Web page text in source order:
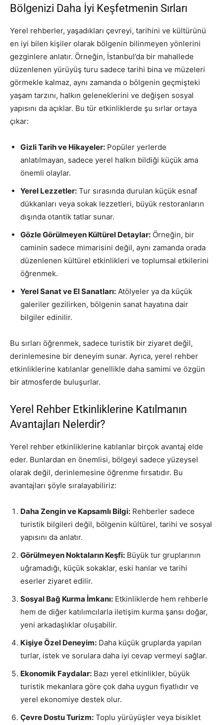
Bölgenizi Daha İyi Keşfetmenin Sırları
Yerel rehberler, yaşadıkları çevreyi, tarihini ve kültürünü
en iyi bilen kişiler olarak bölgenin bilinmeyen yönlerini
gezginlere anlatır. Örneğin, İstanbul’da bir mahallede
düzenlenen yürüyüş turu sadece tarihi bina ve müzeleri
görmekle kalmaz, aynı zamanda o bölgenin geçmişteki
yaşam tarzını, halkın geleneklerini ve değişen sosyal
yapısını da açıklar. Bu tür etkinliklerde şu sırlar ortaya
çıkar:
Gizli Tarih ve Hikayeler: Popüler yerlerde
anlatılmayan, sadece yerel halkın bildiği küçük ama
önemli olaylar.
Yerel Lezzetler: Tur sırasında durulan küçük esnaf
dükkanları veya sokak lezzetleri, büyük restoranların
dışında otantik tatlar sunar.
Gözle Görülmeyen Kültürel Detaylar: Örneğin, bir
caminin sadece mimarisini değil, aynı zamanda orada
düzenlenen kültürel etkinlikleri ve toplumsal etkilerini
öğrenmek.
Yerel Sanat ve El Sanatları: Atölyeler ya da küçük
galeriler gezilirken, bölgenin sanat hayatına dair
bilgiler edinilir.
Bu sırları öğrenmek, sadece turistik bir ziyaret değil,
derinlemesine bir deneyim sunar. Ayrıca, yerel rehber
etkinliklerine katılanlar genellikle daha samimi ve özgün
bir atmosferde buluşurlar.
Yerel Rehber Etkinliklerine Katılmanın
Avantajları Nelerdir?
Yerel rehber etkinliklerine katılanlar birçok avantaj elde
eder. Bunlardan en önemlisi, bölgeyi sadece yüzeysel
olarak değil, derinlemesine öğrenme fırsatıdır. Bu
avantajları şöyle sıralayabiliriz:
Daha Zengin ve Kapsamlı Bilgi: Rehberler sadece
turistik bilgileri değil, bölgenin kültürel, tarihi ve sosyal
yapısını da anlatır.
Görülmeyen Noktaların Keşfi: Büyük tur gruplarının
uğramadığı, küçük sokaklar, eski hanlar ve tarihi
eserler ziyaret edilir.
Sosyal Bağ Kurma İmkanı: Etkinliklerde hem rehberle
hem de diğer katılımcılarla iletişim kurma şansı doğar,
yeni arkadaşlıklar oluşabilir.
Kişiye Özel Deneyim: Daha küçük gruplarda yapılan
turlar, istek ve sorulara daha iyi cevap vermeyi sağlar.
Ekonomik Faydalar: Bazı yerel etkinlikler, büyük
turistik mekanlara göre çok daha uygun fiyatlıdır ve
yerel ekonomiye destek olur.
Çevre Dostu Turizm: Toplu yürüyüşler veya bisiklet